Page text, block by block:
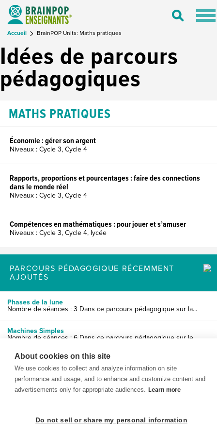
Toggle
Accueil BrainPOP Units: Maths pratiques
Idées de parcours
pédagogiques
MATHS PRATIQUES
Économie : gérer son argent
Niveaux : Cycle 3, Cycle 4
Rapports, proportions et pourcentages : faire des connections
dans le monde réel
Niveaux : Cycle 3, Cycle 4
Compétences en mathématiques : pour jouer et s’amuser
Niveaux : Cycle 3, Cycle 4, lycée
PARCOURS PÉDAGOGIQUE RÉCEMMENT
AJOUTÉS
Phases de la lune
Nombre de séances : 3 Dans ce parcours pédagogique sur la...
Machines Simples
Nombre de séances : 6 Dans ce parcours pédagogique sur le...
Le système solaire
Nombre de séances : 6 Dans ce parcours pédagogique les él...
About cookies on this site
We use cookies to collect and analyze information on site
performance and usage, and to enhance and customize content and
advertisements only for appropriate audiences. Learn more
Do not sell or share my personal information